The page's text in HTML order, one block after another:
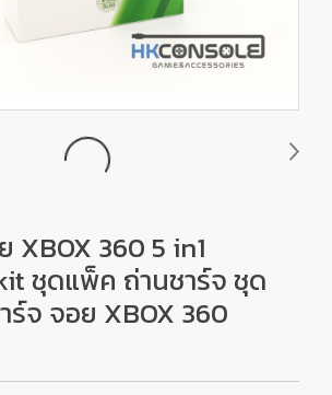
XBOX 360 5 in1
ชุดแพ็ค ถ่านชาร์จ ชุด
ร์จ จอย XBOX 360